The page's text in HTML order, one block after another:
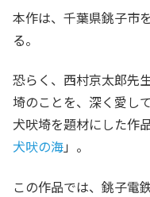
本作は、千葉県銚子市
る。
恐らく、西村京太郎先
埼のことを、深く愛し
犬吠埼を題材にした作
犬吠の海」。
この作品では、銚子電